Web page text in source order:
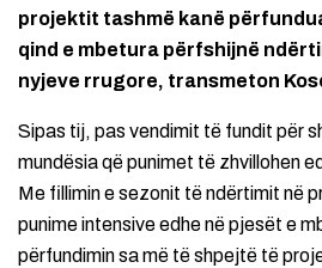
projektit tashmë kanë
qind e mbetura përfshijnë
nyjeve rrugore, transmeton
Sipas tij, pas vendimit të fundit për
mundësia që punimet të zhvillohen
Me fillimin e sezonit të ndërtimit në
punime intensive edhe në pjesët e
përfundimin sa më të shpejtë të